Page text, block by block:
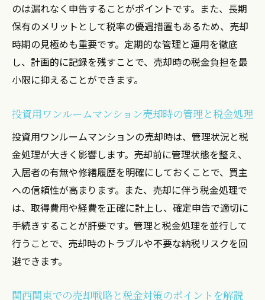
のは漏れなく申告することがポイントです。また、長期
保有のメリットとして税率の優遇措置もあるため、売却
時期の見極めも重要です。定期的な管理と運用を徹底
し、計画的に記録を残すことで、売却時の税金負担を最
小限に抑えることができます。
投資用ワンルームマンション売却時の管理と税金処理
投資用ワンルームマンションの売却時は、管理状況と税
金処理が大きく影響します。売却前に管理状態を整え、
入居者の有無や修繕履歴を明確にしておくことで、買主
への信頼性が高まります。また、売却に伴う税金処理で
は、取得費用や経費を正確に計上し、確定申告で適切に
手続きすることが肝要です。管理と税金処理を並行して
行うことで、売却時のトラブルや不要な納税リスクを回
避できます。
関西関東での売却戦略と税金対策のポイントを解説